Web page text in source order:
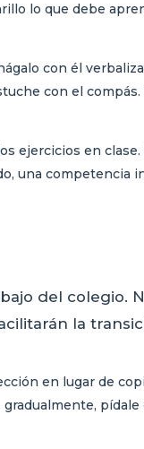
lo que debe
con él
con el
ejercicios en
una competencia
del colegio.
la
en lugar de